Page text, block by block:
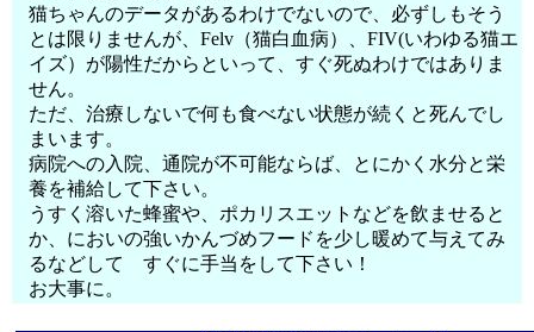
猫ちゃんのデータがあるわけでないので、必ずしもそう
とは限りませんが、Felv（猫白血病）、FIV(いわゆる猫エ
イズ）が陽性だからといって、すぐ死ぬわけではありま
せん。
ただ、治療しないで何も食べない状態が続くと死んでし
まいます。
病院への入院、通院が不可能ならば、とにかく水分と栄
養を補給して下さい。
うすく溶いた蜂蜜や、ポカリスエットなどを飲ませると
か、においの強いかんづめフードを少し暖めて与えてみ
るなどして すぐに手当をして下さい！
お大事に。